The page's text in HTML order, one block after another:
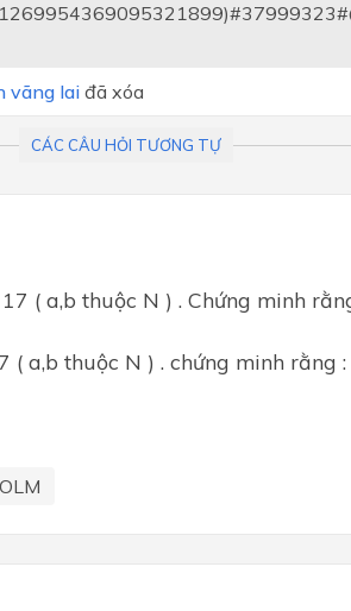
vãng laiđã xóa
CÁC CÂU HỎI TƯƠNG TỰ
( a,b thuộc N ) . Chứng minh
( a,b thuộc N ) . chứng minh rằng